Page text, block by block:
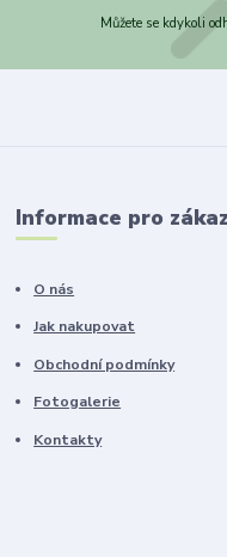
Můžete se kdykoli
Informace pro
O nás
Jak nakupovat
Obchodní podmínky
Fotogalerie
Kontakty